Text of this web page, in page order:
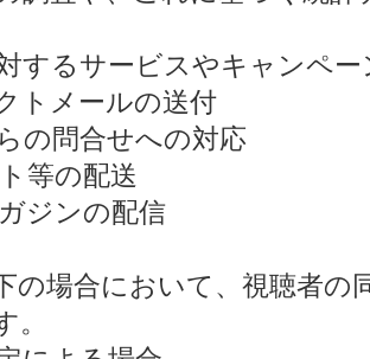
するサービスやキャンペ
トメールの送付
の問合せへの対応
等の配送
ジンの配信
の場合において、視聴者の
。